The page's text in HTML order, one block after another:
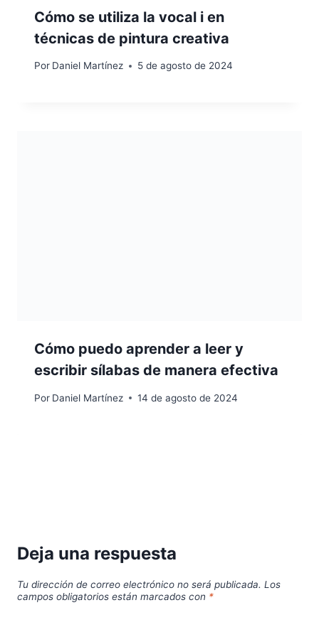
Cómo se utiliza la vocal i en
técnicas de pintura creativa
Por Daniel Martínez 5 de agosto de 2024
Cómo puedo aprender a leer y
escribir sílabas de manera efectiva
Por Daniel Martínez 14 de agosto de 2024
Deja una respuesta
Tu dirección de correo electrónico no será publicada. Los
campos obligatorios están marcados con *